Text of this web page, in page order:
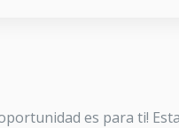
es para ti!